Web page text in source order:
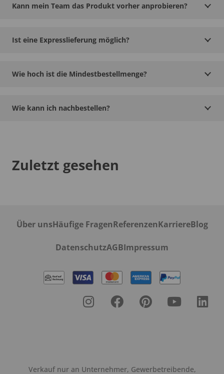
Kann mein Team das Produkt vorher anprobieren?
Ist eine Expresslieferung möglich?
Wie hoch ist die Mindestbestellmenge?
Wie kann ich nachbestellen?
Zuletzt gesehen
Über unsHäufige FragenReferenzenKarriereBlog
DatenschutzAGBImpressum
Verkauf nur an Unternehmer, Gewerbetreibende,